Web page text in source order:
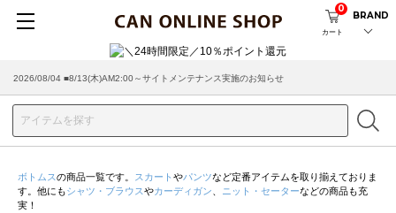
カート
0
BRAND
2026/08/04 ■8/13(木)AM2:00～サイトメンテナンス実施のお知らせ
ボトムスの商品一覧です。 スカート やパンツなど定番アイテムを取り揃えておりま
す。他にもシャツ・ブラウスやカーディガン ニット・セーターなどの商品も充
実！